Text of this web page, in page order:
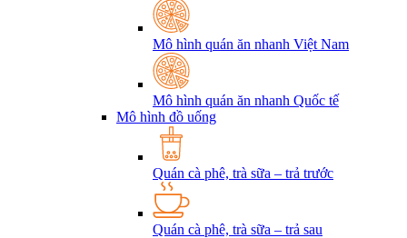
Mô hình quán ăn nhanh Việt Nam
Mô hình quán ăn nhanh Quốc tế
Mô hình đồ uống
Quán cà phê, trà sữa – trả trước
Quán cà phê, trà sữa – trả sau